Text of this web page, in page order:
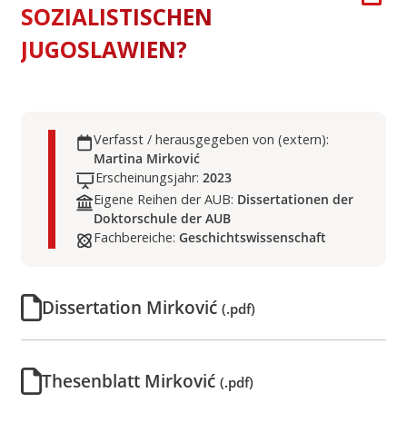
SOZIALISTISCHEN
JUGOSLAWIEN?
Verfasst / herausgegeben von (extern):
Martina Mirković
Erscheinungsjahr: 2023
Eigene Reihen der AUB: Dissertationen der
Doktorschule der AUB
Fachbereiche: Geschichtswissenschaft
Dissertation Mirković (.pdf)
Thesenblatt Mirković (.pdf)